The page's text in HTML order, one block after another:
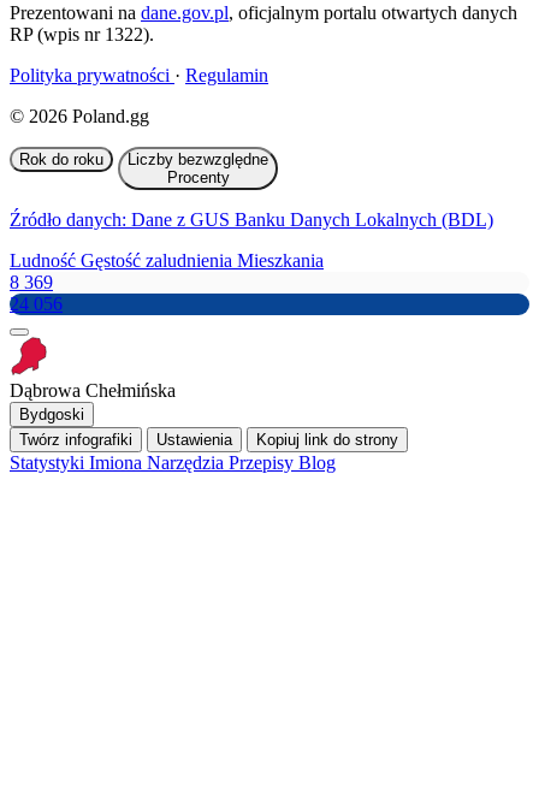
Prezentowani na dane.gov.pl, oficjalnym portalu otwartych danych
RP (wpis nr 1322).
Polityka prywatności · Regulamin
© 2026 Poland.gg
Rok do roku
Liczby bezwzględne
Procenty
Źródło danych: Dane z GUS Banku Danych Lokalnych (BDL)
Ludność Gęstość zaludnienia Mieszkania
8 369
24 056
Dąbrowa Chełmińska
Bydgoski
Twórz infografiki
Ustawienia Kopiuj link do strony
Statystyki Imiona Narzędzia Przepisy Blog